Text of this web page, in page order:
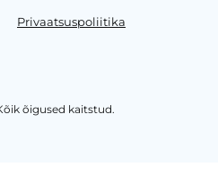
Privaatsuspoliitika
õigused kaitstud.